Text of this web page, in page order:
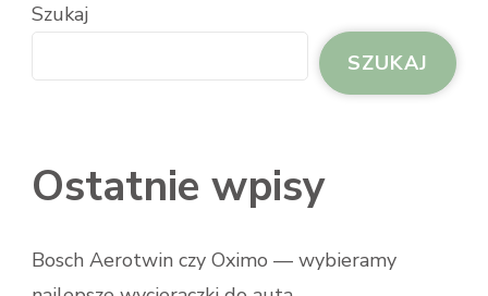
Szukaj
SZUKAJ
Ostatnie wpisy
Bosch Aerotwin czy Oximo — wybieramy